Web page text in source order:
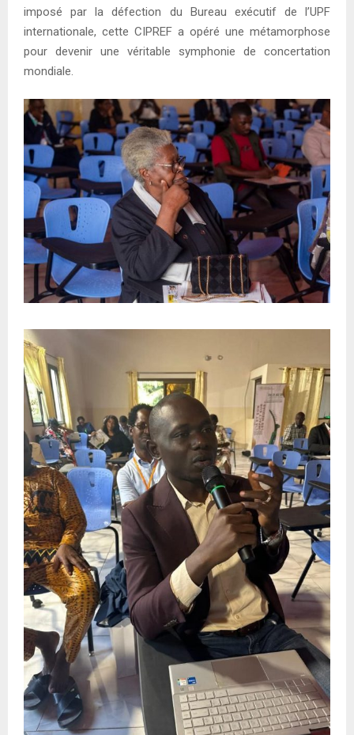
imposé par la défection du Bureau exécutif de l’UPF
internationale, cette CIPREF a opéré une métamorphose
pour devenir une véritable symphonie de concertation
mondiale.